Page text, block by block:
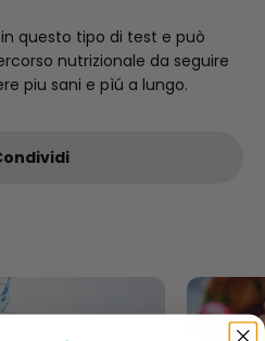
questo tipo di test e può
nutrizionale da seguire
piu sani e pìú a lungo.